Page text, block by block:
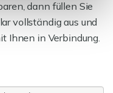
dann füllen Sie
vollständig aus und
Ihnen in Verbindung.